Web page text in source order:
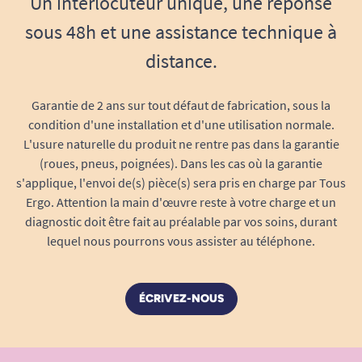
de manipulations répétées. Et parce qu’il épouse
la silhouette du bol, il n’encombre pas la table ni
Qualité, hygiène et sécurité garanties
Plastique transparent haute qualité :
Fabriqué à partir de polyamide transparent
sans bisphénol A ni phtalates, le couvre bol
Bellevue garantit une alimentation sans
transfert de substance nocive et une
hygiène irréprochable.
micro-ondes et peut être lavé facilement à
la main ou au lave-vaisselle, facilitant ainsi
Solidité et durabilité :Le plastique utilisé
sous 48h et une assistance technique à
distance.
Garantie de 2 ans sur tout défaut de fabrication, sous la
condition d'une installation et d'une utilisation normale.
L'usure naturelle du produit ne rentre pas dans la garantie
(roues, pneus, poignées). Dans les cas où la garantie
s'applique, l'envoi de(s) pièce(s) sera pris en charge par Tous
Ergo. Attention la main d'œuvre reste à votre charge et un
diagnostic doit être fait au préalable par vos soins, durant
lequel nous pourrons vous assister au téléphone.
ÉCRIVEZ-NOUS